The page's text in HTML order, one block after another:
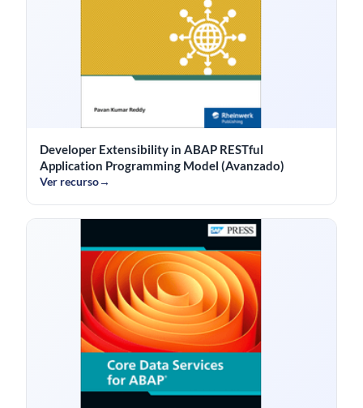
Developer Extensibility in ABAP RESTful
Application Programming Model (Avanzado)
Ver recurso→